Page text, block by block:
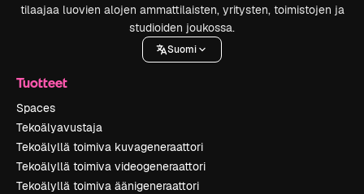
tilaajaa luovien alojen ammattilaisten, yritysten, toimistojen ja
studioiden joukossa.
Suomi
Tuotteet
Spaces
Tekoälyavustaja
Tekoälyllä toimiva kuvageneraattori
Tekoälyllä toimiva videogeneraattori
Tekoälyllä toimiva äänigeneraattori